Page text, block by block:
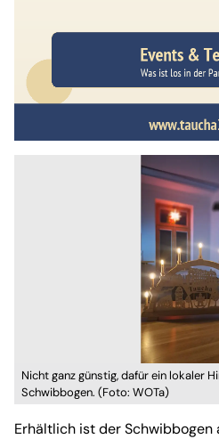
Nicht ganz günstig, dafür ein lokaler
Schwibbogen. (Foto: WOTa)
Erhältlich ist der